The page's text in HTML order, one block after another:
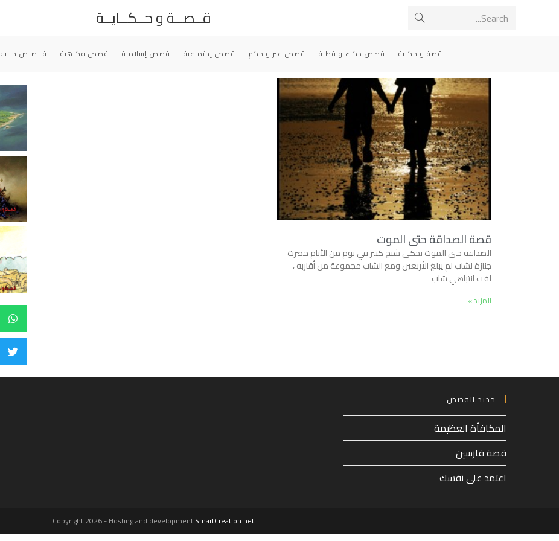
Search... قــصــة و حــكــايــة
قصة و حكاية قصص ذكاء و فطنة قصص عبر و حكم قصص إجتماعية قصص إسلامية قصص فكاهية قــصـص حــب
قصة الصداقة حتى الموت
الصداقة حتى الموت يحكى شيخ كبير في يوم من الأيام حضرت
جنازة لشاب لم يبلغ الأربعين ومع الشاب مجموعة من أقاربه ،
لفت انتباهي شاب
المزيد »
جديد القصص
المكافأة العظيمة
قصة فارسين
اعتمد على نفسك
Copyright 2026 - Hosting and developmentSmartCreation.net